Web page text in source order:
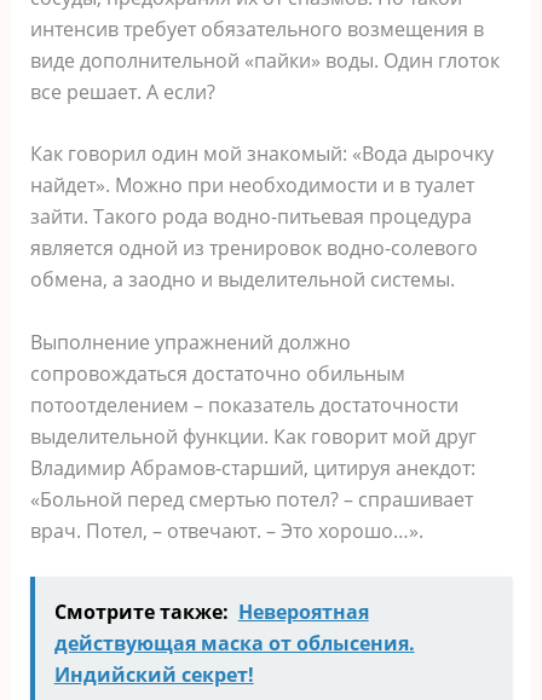
интенсив требует обязательного возмещения в
виде дополнительной «пайки» воды. Один глоток
все решает. А если?
Как говорил один мой знакомый: «Вода дырочку
найдет». Можно при необходимости и в туалет
зайти. Такого рода водно-питьевая процедура
является одной из тренировок водно-солевого
обмена, а заодно и выделительной системы.
Выполнение упражнений должно
сопровождаться достаточно обильным
потоотделением – показатель достаточности
выделительной функции. Как говорит мой друг
Владимир Абрамов-старший, цитируя анекдот:
«Больной перед смертью потел? – спрашивает
врач. Потел, – отвечают. – Это хорошо…».
Смотрите также: Невероятная
действующая маска от облысения.
Индийский секрет!